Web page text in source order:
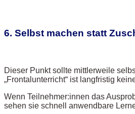
6. Selbst machen statt
Dieser Punkt sollte mittlerweile
„Frontalunterricht“ ist langfristig
Wenn Teilnehmer:innen das
sehen sie schnell anwendbare